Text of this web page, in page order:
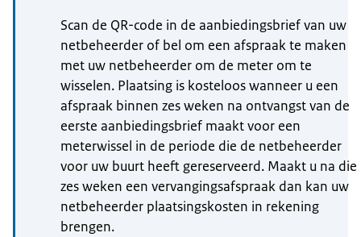
Scan de QR-code in de aanbiedingsbrief van uw
netbeheerder of bel om een afspraak te maken
met uw netbeheerder om de meter om te
wisselen. Plaatsing is kosteloos wanneer u een
afspraak binnen zes weken na ontvangst van de
eerste aanbiedingsbrief maakt voor een
meterwissel in de periode die de netbeheerder
voor uw buurt heeft gereserveerd. Maakt u na die
zes weken een vervangingsafspraak dan kan uw
netbeheerder plaatsingskosten in rekening
brengen.